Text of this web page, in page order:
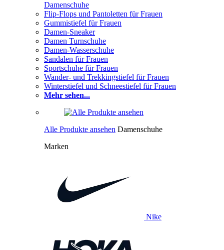
Damenschuhe
Flip-Flops und Pantoletten für Frauen
Gummistiefel für Frauen
Damen-Sneaker
Damen Turnschuhe
Damen-Wasserschuhe
Sandalen für Frauen
Sportschuhe für Frauen
Wander- und Trekkingstiefel für Frauen
Winterstiefel und Schneestiefel für Frauen
Mehr sehen...
Alle Produkte ansehen Damenschuhe
Marken
Nike